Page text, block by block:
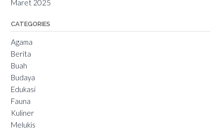
Maret 2025
CATEGORIES
Agama
Berita
Buah
Budaya
Edukasi
Fauna
Kuliner
Melukis